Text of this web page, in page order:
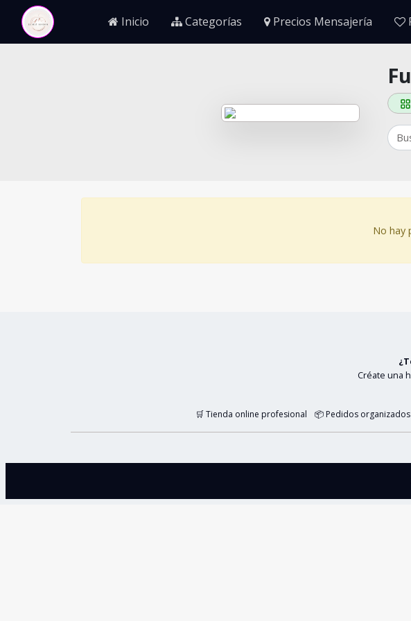
Inicio Categorías Precios Mensajería
No hay
Créate una
🛒 Tienda online profesional
📦 Pedidos organizados